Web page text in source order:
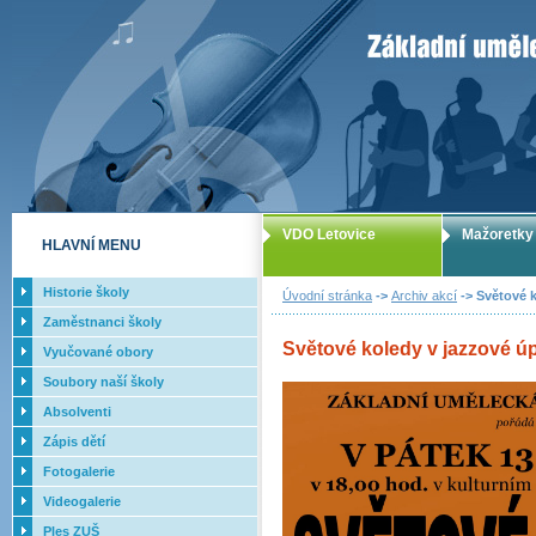
ZUŠ Letovice
Úvodní stránka -> Archiv akcí -> Světové
Světové koledy v jazzové
VDO Letovice Mažoretky
HLAVNÍ MENU
Historie školy
Zaměstnanci školy
Vyučované obory
Soubory naší školy
Absolventi
Zápis dětí
Fotogalerie
Videogalerie
Ples ZUŠ